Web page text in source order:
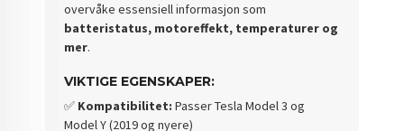
overvåke essensiell informasjon som
batteristatus, motoreffekt, temperaturer og
mer.
VIKTIGE EGENSKAPER:
✅ Kompatibilitet: Passer Tesla Model 3 og
Model Y (2019 og nyere)